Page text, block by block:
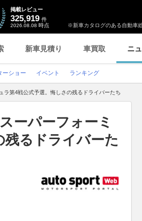
※新車カタログのある自動車
掲載レビュー
325,919 件
2026.08.08 時点
新車見積り 車買取 ニ
ーショー イベント ランキング
ラ第4戦公式予選。悔しさの残るドライバーたち
ーパーフォーミ
残るドライバーた